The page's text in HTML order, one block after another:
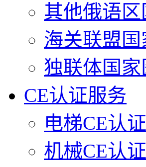
其他俄语
海关联盟
独联体国
CE认证服务
电梯CE认
机械CE认